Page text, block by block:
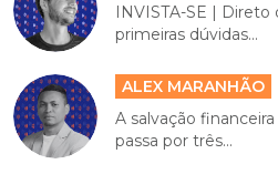
INVISTA-SE | Direto
primeiras dúvidas...
ALEX MARANHÃO
A salvação
passa por três...